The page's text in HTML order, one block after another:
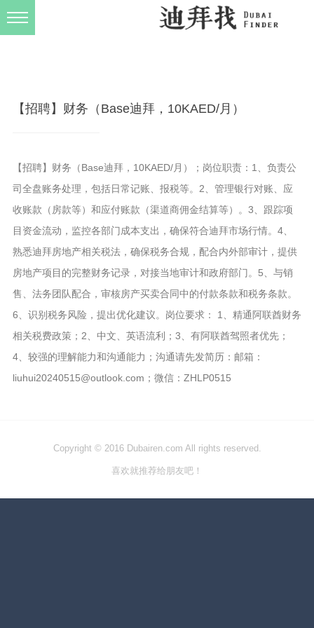
【招聘】财务（Base迪拜，10KAED/月）
【招聘】财务（Base迪拜，10KAED/月）；岗位职责：1、负责公
司全盘账务处理，包括日常记账、报税等。2、管理银行对账、应
收账款（房款等）和应付账款（渠道商佣金结算等）。3、跟踪项
目资金流动，监控各部门成本支出，确保符合迪拜市场行情。4、
熟悉迪拜房地产相关税法，确保税务合规，配合内外部审计，提供
房地产项目的完整财务记录，对接当地审计和政府部门。5、与销
售、法务团队配合，审核房产买卖合同中的付款条款和税务条款。
6、识别税务风险，提出优化建议。岗位要求： 1、精通阿联酋财务
相关税费政策；2、中文、英语流利；3、有阿联酋驾照者优先；
4、较强的理解能力和沟通能力；沟通请先发简历：邮箱：
liuhui20240515@outlook.com；微信：ZHLP0515
Copyright © 2016 Dubairen.com All rights reserved.
喜欢就推荐给朋友吧！